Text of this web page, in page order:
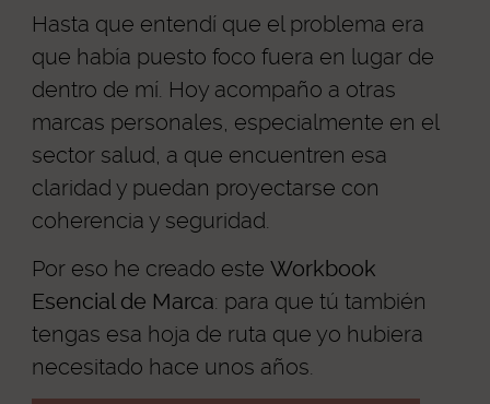
Hasta que entendí que el problema era
que había puesto foco fuera en lugar de
dentro de mí. Hoy acompaño a otras
marcas personales, especialmente en el
sector salud, a que encuentren esa
claridad y puedan proyectarse con
coherencia y seguridad.
Por eso he creado esteWorkbook
Esencial de Marca: para que tú también
tengas esa hoja de ruta que yo hubiera
necesitado hace unos años.